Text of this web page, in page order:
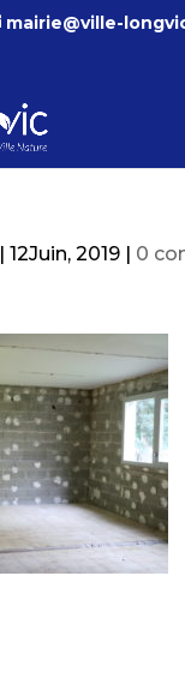
mairie@ville-
|12Juin, 2019 | 0